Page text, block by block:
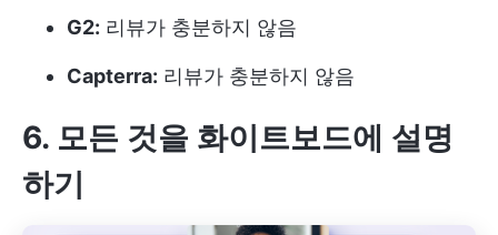
G2: 리뷰가 충분하지 않음
Capterra: 리뷰가 충분하지 않음
6. 모든 것을 화이트보드에 설명
하기